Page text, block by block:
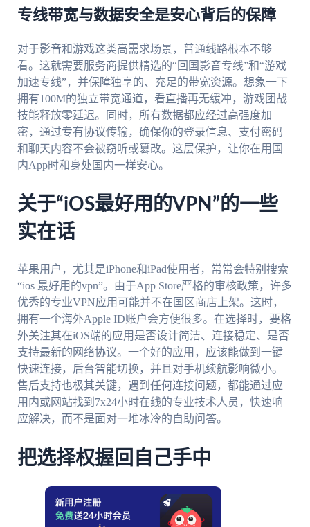
专线带宽与数据安全是安心背后的保障
对于影音和游戏这类高需求场景，普通线路根本不够
看。这就需要服务商提供精选的“回国影音专线”和“游戏
加速专线”，并保障独享的、充足的带宽资源。想象一下
拥有100M的独立带宽通道，看直播再无缓冲，游戏团战
技能释放零延迟。同时，所有数据都应经过高强度加
密，通过专有协议传输，确保你的登录信息、支付密码
和聊天内容不会被窃听或篡改。这层保护，让你在用国
内App时和身处国内一样安心。
关于“iOS最好用的VPN”的一些
实在话
苹果用户，尤其是iPhone和iPad使用者，常常会特别搜索
“ios 最好用的vpn”。由于App Store严格的审核政策，许多
优秀的专业VPN应用可能并不在国区商店上架。这时，
拥有一个海外Apple ID账户会方便很多。在选择时，要格
外关注其在iOS端的应用是否设计简洁、连接稳定、是否
支持最新的网络协议。一个好的应用，应该能做到一键
快速连接，后台智能切换，并且对手机续航影响微小。
售后支持也极其关键，遇到任何连接问题，都能通过应
用内或网站找到7x24小时在线的专业技术人员，快速响
应解决，而不是面对一堆冰冷的自助问答。
把选择权握回自己手中